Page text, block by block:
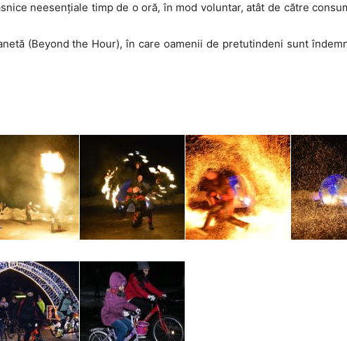
neesențiale timp de o oră, în mod voluntar, atât de către
(Beyond the Hour), în care oamenii de pretutindeni sunt